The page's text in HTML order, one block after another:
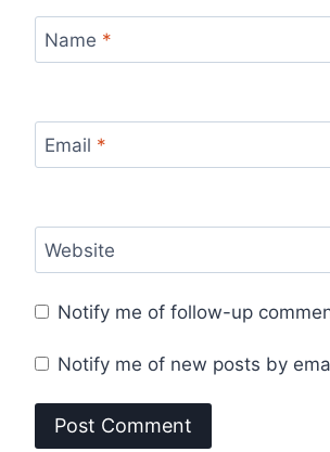
Name *
Email *
Website
Notify me of follow-up
Notify me of new posts by